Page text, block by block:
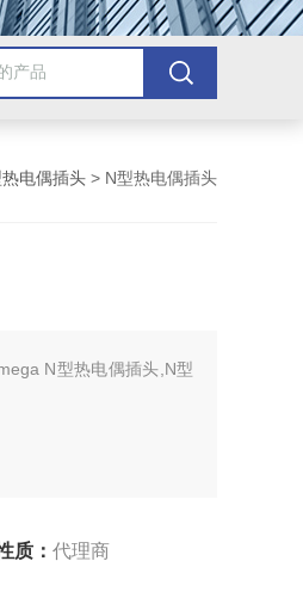
热电偶插头 > N型热电偶插头
N型热电偶插头,N型
质： 代理商